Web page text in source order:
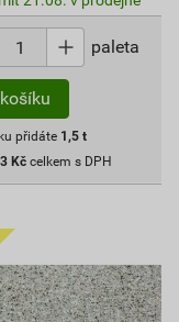
paleta
přidáte 1,5 t
Kč celkem s DPH